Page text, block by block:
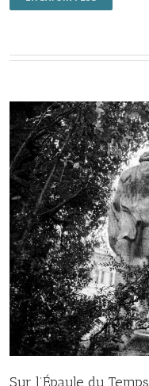
Sur l’Épaule du Temps